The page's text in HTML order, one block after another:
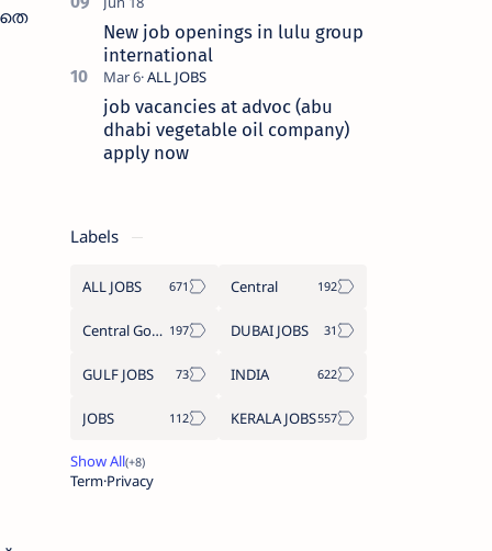
New job openings in lulu group
international
job vacancies at advoc (abu
dhabi vegetable oil company)
apply now
Labels
ALL JOBS Central
Central Government Job DUBAI JOBS
GULF JOBS INDIA
JOBS KERALA JOBS
TermPrivacy